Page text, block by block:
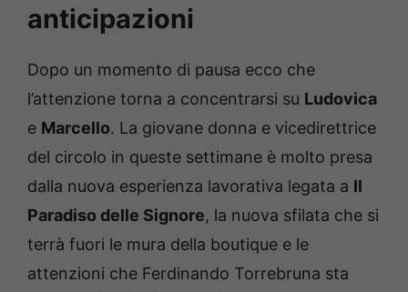
anticipazioni
Dopo un momento di pausa ecco che
l’attenzione torna a concentrarsi su Ludovica
e Marcello. La giovane donna e vicedirettrice
del circolo in queste settimane è molto presa
dalla nuova esperienza lavorativa legata a Il
Paradiso delle Signore, la nuova sfilata che si
terrà fuori le mura della boutique e le
attenzioni che Ferdinando Torrebruna sta